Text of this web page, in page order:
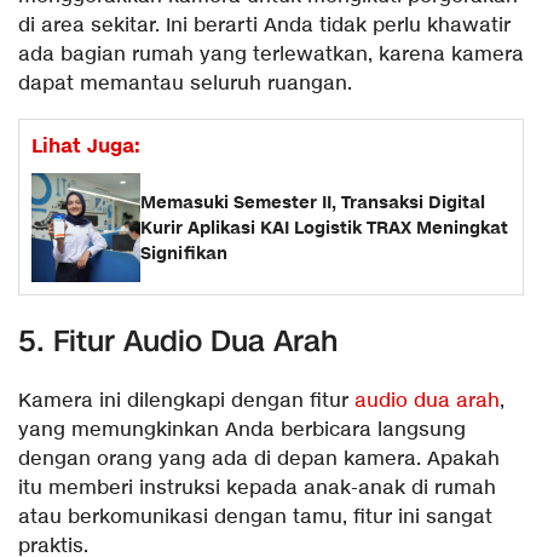
di area sekitar. Ini berarti Anda tidak perlu khawatir
ada bagian rumah yang terlewatkan, karena kamera
dapat memantau seluruh ruangan.
Lihat Juga:
Memasuki Semester II, Transaksi Digital
Kurir Aplikasi KAI Logistik TRAX Meningkat
Signifikan
5. Fitur Audio Dua Arah
Kamera ini dilengkapi dengan fitur audio dua arah,
yang memungkinkan Anda berbicara langsung
dengan orang yang ada di depan kamera. Apakah
itu memberi instruksi kepada anak-anak di rumah
atau berkomunikasi dengan tamu, fitur ini sangat
praktis.